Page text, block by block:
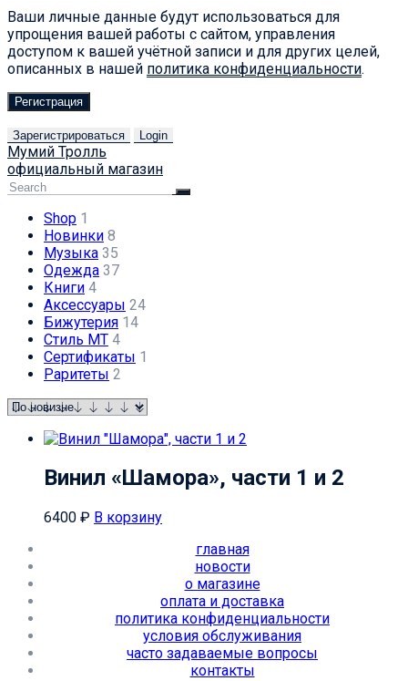
Ваши личные данные будут использоваться для
упрощения вашей работы с сайтом, управления
доступом к вашей учётной записи и для других целей,
описанных в нашей политика конфиденциальности.
Регистрация
Зарегистрироваться Login
Мумий Тролль
официальный магазин
Shop 1
Новинки 8
Музыка 35
Одежда 37
Книги 4
Аксессуары 24
Бижутерия 14
Стиль МТ 4
Сертификаты 1
Раритеты 2
Винил «Шамора», части 1 и 2
6400 ₽ В корзину
главная
новости
о магазине
оплата и доставка
политика конфиденциальности
условия обслуживания
часто задаваемые вопросы
контакты